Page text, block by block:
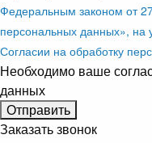
Федеральным законом от
персональных данных», на
Согласии на обработку
Необходимо ваше
данных
Заказать звонок